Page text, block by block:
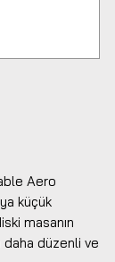
Aero
küçük
masanın
daha düzenli ve